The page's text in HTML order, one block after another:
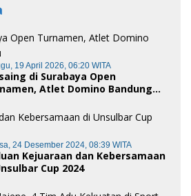
19 April 2026, 06:20 WITA
di Surabaya Open
Atlet Domino Bandung
24 Desember 2024, 08:39 WITA
Kejuaraan dan Kebersamaan
Cup 2024